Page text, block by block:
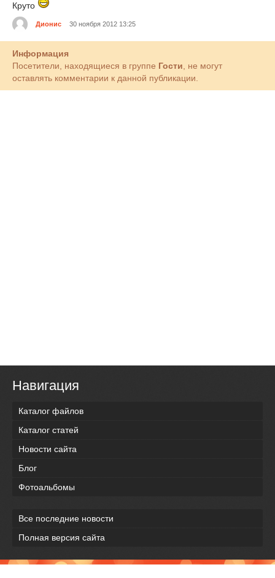
Круто
Дионис 30 ноября 2012 13:25
Информация
Посетители, находящиеся в группе Гости , не могут
оставлять комментарии к данной публикации.
Навигация
Каталог файлов
Каталог статей
Новости сайта
Блог
Фотоальбомы
Все последние новости
Полная версия сайта